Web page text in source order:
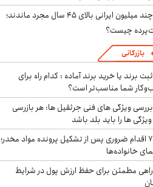
چند میلیون ایرانی بالای ۴۵ سال مجرد ماندند؛
چیست؟
بازرگانی
ثبت برند یا خرید برند آماده : کدام راه برای
شما مناسب‌تر است؟
بررسی ویژگی های فنی جرثقیل ها: هر بازرسی
ها را باید بلد باشد
۷ اقدام ضروری پس از تشکیل پرونده مواد مخدر؛
خانواده‌ها
راهی مطمئن برای حفظ ارزش پول در شرایط